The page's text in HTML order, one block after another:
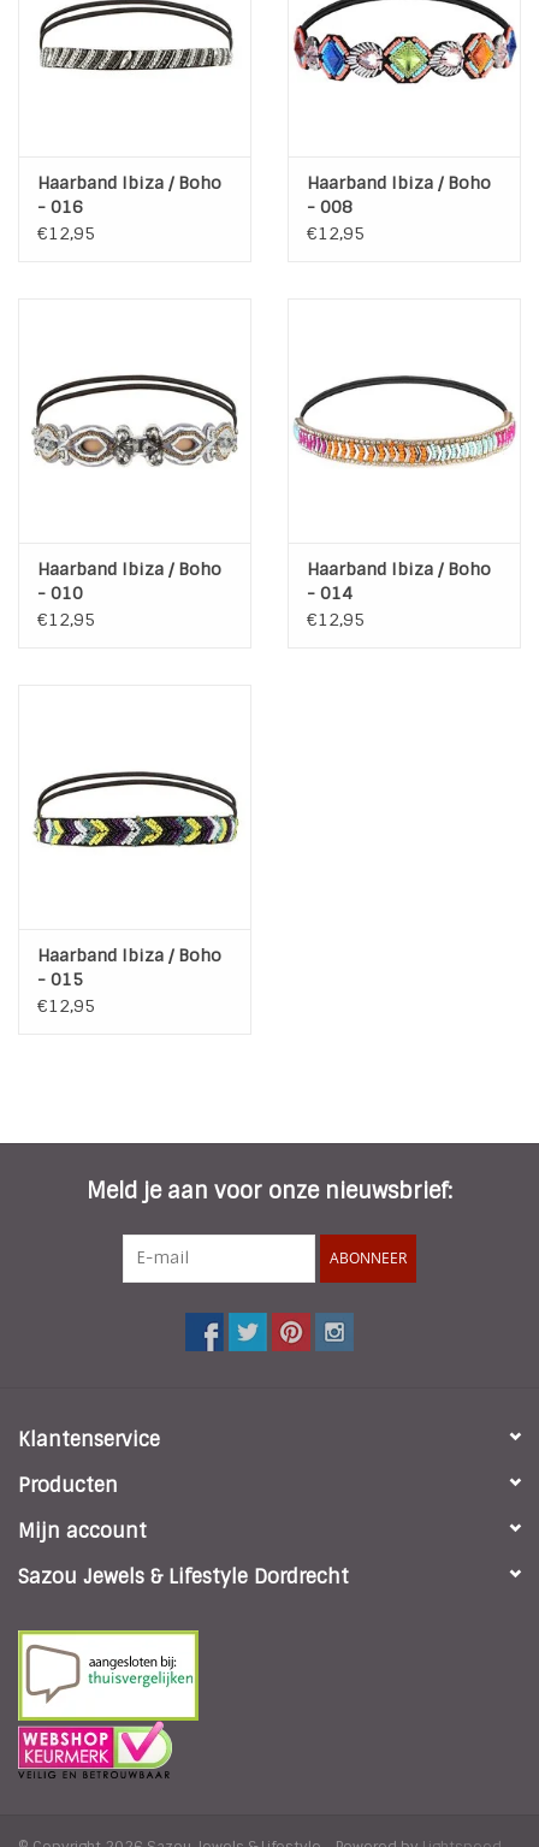
Haarband Ibiza / Boho
- 016
€12,95
Haarband Ibiza / Boho
- 008
€12,95
Haarband Ibiza / Boho
- 010
€12,95
Haarband Ibiza / Boho
- 014
€12,95
Haarband Ibiza / Boho
- 015
€12,95
Meld je aan voor onze nieuwsbrief:
ABONNEER
Klantenservice
Producten
Mijn account
Sazou Jewels & Lifestyle Dordrecht